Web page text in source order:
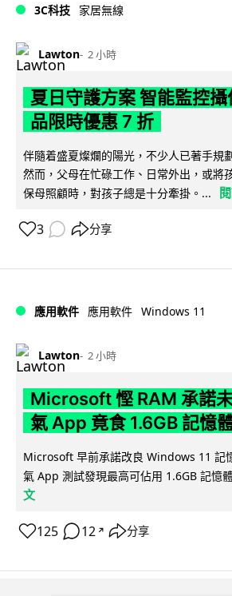
3C科技 家居無線
Lawton 2 小時
夏日守護方案 智能監控
品限時優惠 7 折
伴隨着盛夏燦爛的陽光，不少人已著手規
然而，父母在忙碌工作、日常外出，或將
保母照顧時，對孩子總是十分牽掛。...
3 分享
應用軟件 應用軟件 Windows 11
Lawton 2 小時
Microsoft 慳 RAM 承諾
氣 App 竟食 1.6GB 記憶
Microsoft 早前承諾改良 Windows 11 記
氣 App 測試發現最高可佔用 1.6GB 記憶
文
125 12 ↗ 分享